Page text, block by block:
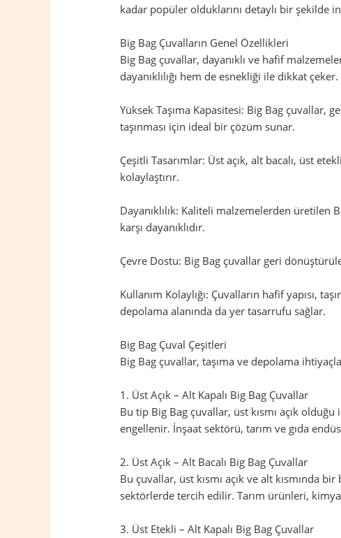
kadar popüler olduklarını detaylı bir şekilde
Big Bag Çuvalların Genel Özellikleri
Big Bag çuvallar, dayanıklı ve hafif
dayanıklılığı hem de esnekliği ile dikkat
Yüksek Taşıma Kapasitesi: Big Bag çuvallar,
taşınması için ideal bir çözüm sunar.
Çeşitli Tasarımlar: Üst açık, alt bacalı, üst
kolaylaştırır.
Dayanıklılık: Kaliteli malzemelerden üretilen
karşı dayanıklıdır.
Çevre Dostu: Big Bag çuvallar geri
Kullanım Kolaylığı: Çuvalların hafif yapısı,
depolama alanında da yer tasarrufu sağlar.
Big Bag Çuval Çeşitleri
Big Bag çuvallar, taşıma ve depolama
1. Üst Açık – Alt Kapalı Big Bag Çuvallar
Bu tip Big Bag çuvallar, üst kısmı açık
engellenir. İnşaat sektörü, tarım ve gıda
2. Üst Açık – Alt Bacalı Big Bag Çuvallar
Bu çuvallar, üst kısmı açık ve alt kısmında
sektörlerde tercih edilir. Tarım ürünleri,
3. Üst Etekli – Alt Kapalı Big Bag Çuvallar